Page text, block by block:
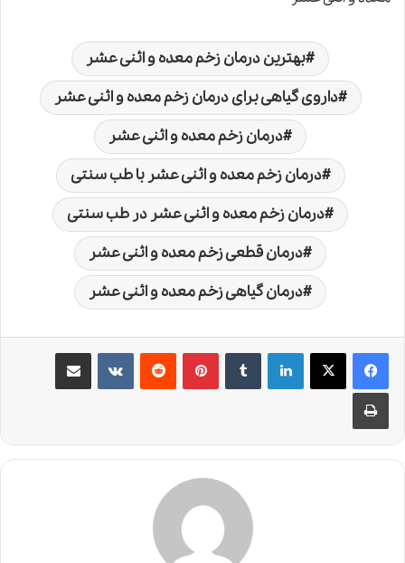
بهترین درمان زخم معده و اثنی عشر
داروی گیاهی برای درمان زخم معده و اثنی عشر
درمان زخم معده و اثنی عشر
درمان زخم معده و اثنی عشر با طب سنتی
درمان زخم معده و اثنی عشر در طب سنتی
درمان قطعی زخم معده و اثنی عشر
درمان گیاهی زخم معده و اثنی عشر
لینکدین ‫تامبلر ‫پین‌ترست‫رددیت ‫VKontakteاشتراک گذاری از طریق ایمیل
چاپ